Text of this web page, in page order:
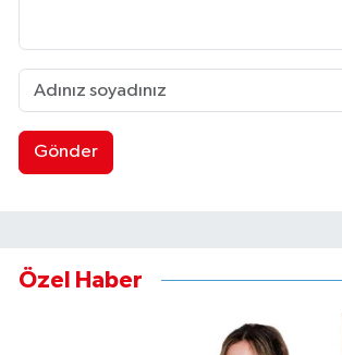
Gönder
Özel Haber